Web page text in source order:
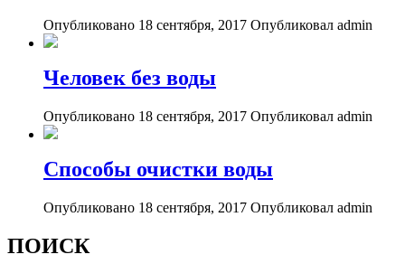
Опубликовано 18 сентября, 2017 Опубликовал admin
Человек без воды
Опубликовано 18 сентября, 2017 Опубликовал admin
Способы очистки воды
Опубликовано 18 сентября, 2017 Опубликовал admin
ПОИСК